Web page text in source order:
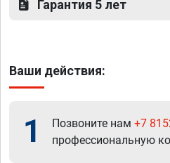
Гарантия 5 лет
Ваши действия:
1 Позвоните нам +7
профессиональную